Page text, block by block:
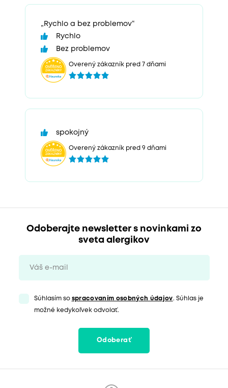
„Rychlo a bez problemov“
Rychlo
Bez problemov
Overený zákazník pred 7 dňami
spokojný
Overený zákazník pred 9 dňami
Odoberajte newsletter s novinkami zo
sveta alergikov
Súhlasím so spracovaním osobných údajov. Súhlas je
možné kedykoľvek odvolať.
Odoberať